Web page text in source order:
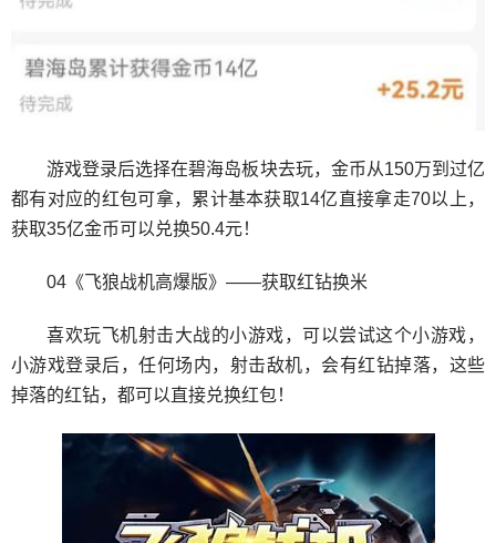
游戏登录后选择在碧海岛板块去玩，金币从150万到过亿
都有对应的红包可拿，累计基本获取14亿直接拿走70以上，
获取35亿金币可以兑换50.4元！
04《飞狼战机高爆版》——获取红钻换米
喜欢玩飞机射击大战的小游戏，可以尝试这个小游戏，
小游戏登录后，任何场内，射击敌机，会有红钻掉落，这些
掉落的红钻，都可以直接兑换红包！